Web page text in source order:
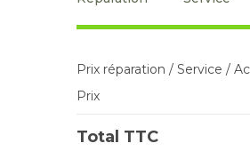
Prix réparation / Service /
Prix
Total TTC